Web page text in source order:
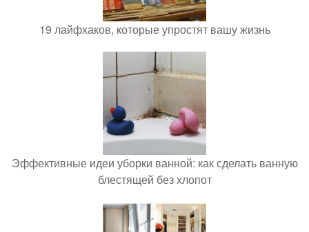
19 лайфхаков, которые упростят вашу жизнь
Эффективные идеи уборки ванной: как сделать ванную
блестящей без хлопот